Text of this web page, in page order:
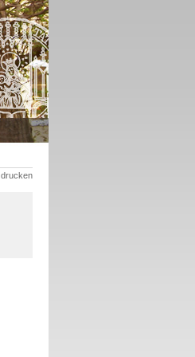
drucken